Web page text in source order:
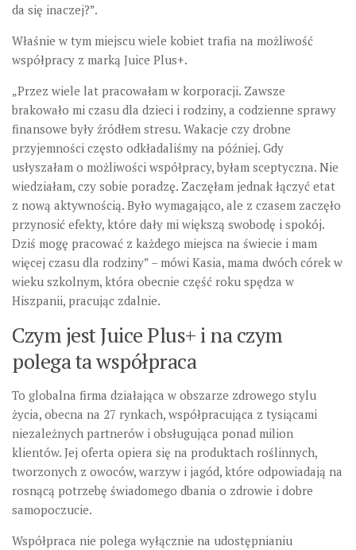
da się inaczej?”.
Właśnie w tym miejscu wiele kobiet trafia na możliwość
współpracy z marką Juice Plus+.
„Przez wiele lat pracowałam w korporacji. Zawsze
brakowało mi czasu dla dzieci i rodziny, a codzienne sprawy
finansowe były źródłem stresu. Wakacje czy drobne
przyjemności często odkładaliśmy na później. Gdy
usłyszałam o możliwości współpracy, byłam sceptyczna. Nie
wiedziałam, czy sobie poradzę. Zaczęłam jednak łączyć etat
z nową aktywnością. Było wymagająco, ale z czasem zaczęło
przynosić efekty, które dały mi większą swobodę i spokój.
Dziś mogę pracować z każdego miejsca na świecie i mam
więcej czasu dla rodziny” – mówi Kasia, mama dwóch córek w
wieku szkolnym, która obecnie część roku spędza w
Hiszpanii, pracując zdalnie.
Czym jest Juice Plus+ i na czym
polega ta współpraca
To globalna firma działająca w obszarze zdrowego stylu
życia, obecna na 27 rynkach, współpracująca z tysiącami
niezależnych partnerów i obsługująca ponad milion
klientów. Jej oferta opiera się na produktach roślinnych,
tworzonych z owoców, warzyw i jagód, które odpowiadają na
rosnącą potrzebę świadomego dbania o zdrowie i dobre
samopoczucie.
Współpraca nie polega wyłącznie na udostępnianiu